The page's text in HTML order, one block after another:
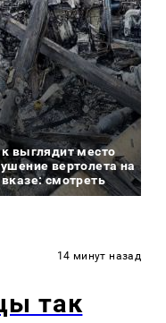
выглядит место
вертолета на
смотреть
14 минут назад
так